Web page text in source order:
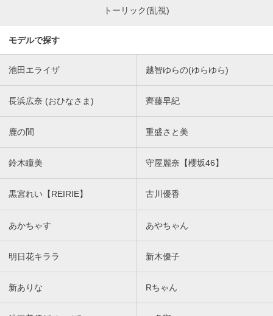
トーリック(乱視)
モデルで探す
池田エライザ 越智ゆらの(ゆらゆら)
長浜広奈 (おひなさま) 齊藤早紀
鹿の間 重盛さと美
鈴木瞳美 守屋麗奈【櫻坂46】
黒宮れい【REIRIE】 古川優香
あかちゃす あやちゃん
明日花キララ 新木優子
新ありな Rちゃん